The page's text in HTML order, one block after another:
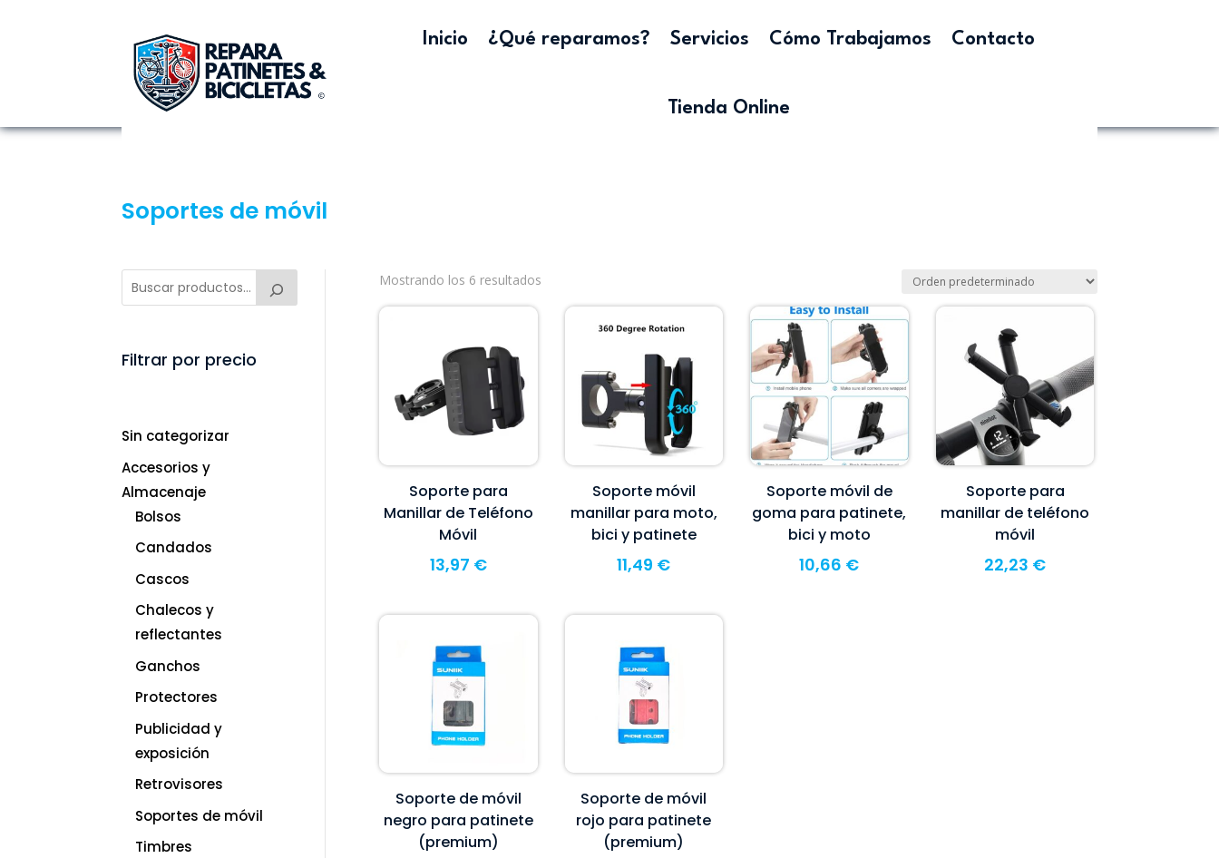
Inicio ¿Qué reparamos? Servicios Cómo Trabajamos Contacto
Tienda Online
Soportes de móvil
Filtrar por precio
Sin categorizar
Accesorios y
Almacenaje
Bolsos
Candados
Cascos
Chalecos y
reflectantes
Ganchos
Protectores
Publicidad y
exposición
Retrovisores
Soportes de móvil
Timbres
Mostrando los 6 resultados
Soporte para
Manillar de Teléfono
Móvil
13,97 €
Soporte móvil
manillar para moto,
bici y patinete
11,49 €
Soporte móvil de
goma para patinete,
bici y moto
10,66 €
Soporte para
manillar de teléfono
móvil
22,23 €
Soporte de móvil
negro para patinete
(premium)
Soporte de móvil
rojo para patinete
(premium)